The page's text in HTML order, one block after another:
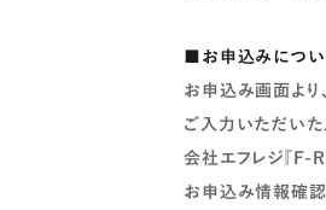
■お申込みについ
お申込み画面より
ご入力いただい
会社エフレジ『F-
お申込み情報確認